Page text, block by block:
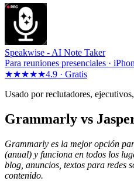
Speakwise - AI Note Taker
Para reuniones presenciales ·
★★★★★4.9 · Gratis
Usado por reclutadores,
Grammarly vs
Grammarly es la mejor opción
(anual) y funciona en todos los
blog, anuncios, textos para redes
contenido.